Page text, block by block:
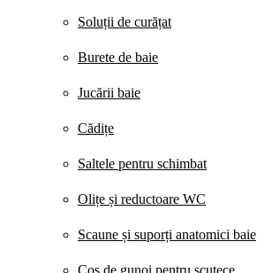
Soluții de curățat
Burete de baie
Jucării baie
Cădițe
Saltele pentru schimbat
Olițe și reductoare WC
Scaune și suporți anatomici baie
Coș de gunoi pentru scutece